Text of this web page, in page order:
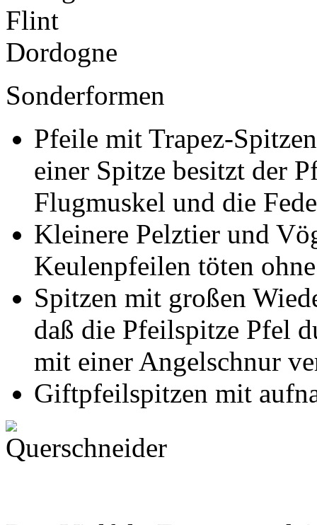
Sonderformen
Pfeile mit Trapez-
einer Spitze besitzt der
Flugmuskel und die
Kleinere Pelztier und
Keulenpfeilen töten
Spitzen mit großen
daß die Pfeilspitze Pfel
mit einer Angelschnur
Giftpfeilspitzen mit